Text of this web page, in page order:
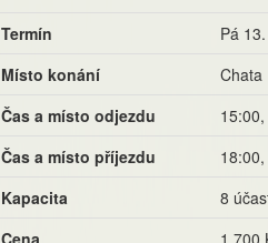
Termín
Pá
Místo konání
Chata
Čas a místo odjezdu
Čas a místo příjezdu
Kapacita
8
Cena
1 700